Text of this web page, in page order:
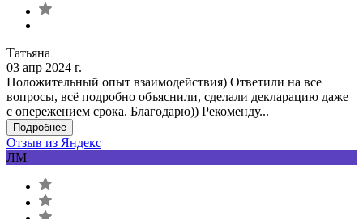
Татьяна
03 апр 2024 г.
Положительный опыт взаимодействия) Ответили на все
вопросы, всё подробно объяснили, сделали декларацию даже
с опережением срока. Благодарю)) Рекоменду...
Подробнее
Отзыв из Яндекс
ЛМ